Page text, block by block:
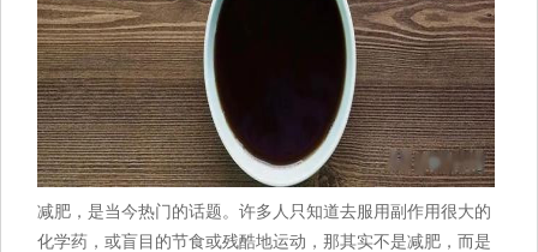
减肥，是当今热门的话题。许多人只知道去服用副作用很大的
化学药，或盲目的节食或残酷地运动，那其实不是减肥，而是